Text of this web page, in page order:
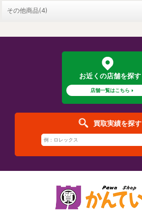
その他商品(4)
お近くの店舗を探す
店舗一覧はこちら
買取実績を探す